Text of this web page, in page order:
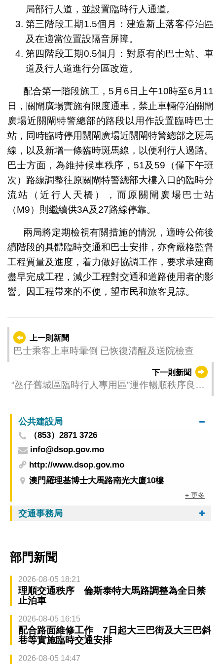
局部行人道，並設置臨時行人通道。
第三階段工期1.5個月：建造新上落客停泊區
及在適當位置設隔音屏障。
第四階段工期0.5個月：對原有的巴士站、車
道及行人道進行分區改造。
配合第一階段施工，5月6日上午10時至6月11
日，關閘廣場實施有限度通車，禁止車輛停泊關閘
廣場近關閘特警總部的路段以用作設置臨時巴士
站，同時臨時停用關閘廣場近關閘特警總部之斑馬
線，以及新增一條臨時斑馬線，以便利行人過路。
巴士方面，為維持候車秩序，51及59（僅下午班
次）路線調整往原關閘特警總部大樓入口的臨時分
流站（近行人天橋），而原關閘廣場巴士站
（M9）則繼續供3A及27路線停靠。
兩局將定期檢視有關措施的情況，適時公佈後
續階段的具體臨時交通和巴士安排，亦會嚴格監督
工程質量及進度，着力做好協調工作，要求承建商
盡早完成工程，減少工程對交通和道路使用者的影
響。因工程帶來的不便，望市民和旅客見諒。
上一則新聞
巴士乘客上車時暈倒 已恢復清醒及送院檢查
下一則新聞
“氹仔舊城區臨時行人專用區”運作暢順秩序良好
公共建設局
（853）2871 3726
info@dsop.gov.mo
http://www.dsop.gov.mo
澳門羅理基博士大馬路南光大廈10樓
+ 更多
交通事務局
部門新聞
2026-08-05 18:21
理順交通秩序 倫斯泰特大馬路調整為全日禁
止泊車
2026-08-05 16:15
配合路面維修工作 7日起大三巴街及大三巴斜
巷等實施臨時交通安排
2026-08-05 14:47